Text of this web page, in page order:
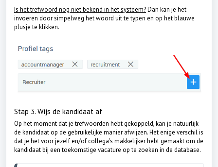
Is het trefwoord nog niet bekend in het systeem?Dan kan je het
invoeren door simpelweg het woord uit te typen en op het blauwe
plusje te klikken.
Stap 3. Wijs de kandidaat af
Op het moment dat je trefwoorden hebt gekoppeld, kan je natuurlijk
de kandidaat op de gebruikelijke manier afwijzen. Het enige verschil is
dat je het voor jezelf en/of collega's makkelijker hebt gemaakt om de
kandidaat bij een toekomstige vacature op te zoeken in de database.